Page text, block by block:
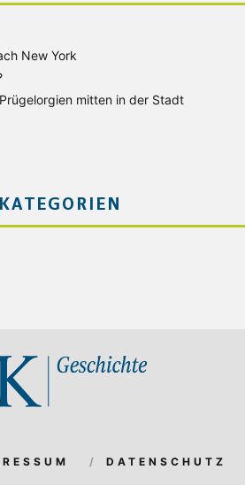
New York
Prügelorgien mitten in der Stadt
DATENSCHUTZ